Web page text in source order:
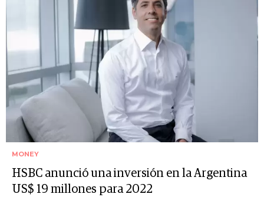
MONEY
HSBC anunció una inversión en la Argentina
US$ 19 millones para 2022